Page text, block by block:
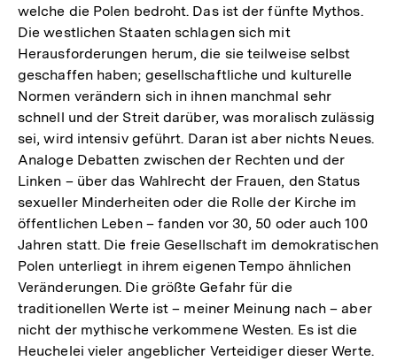
welche die Polen bedroht. Das ist der fünfte Mythos.
Die westlichen Staaten schlagen sich mit
Herausforderungen herum, die sie teilweise selbst
geschaffen haben; gesellschaftliche und kulturelle
Normen verändern sich in ihnen manchmal sehr
schnell und der Streit darüber, was moralisch zulässig
sei, wird intensiv geführt. Daran ist aber nichts Neues.
Analoge Debatten zwischen der Rechten und der
Linken – über das Wahlrecht der Frauen, den Status
sexueller Minderheiten oder die Rolle der Kirche im
öffentlichen Leben – fanden vor 30, 50 oder auch 100
Jahren statt. Die freie Gesellschaft im demokratischen
Polen unterliegt in ihrem eigenen Tempo ähnlichen
Veränderungen. Die größte Gefahr für die
traditionellen Werte ist – meiner Meinung nach – aber
nicht der mythische verkommene Westen. Es ist die
Heuchelei vieler angeblicher Verteidiger dieser Werte.